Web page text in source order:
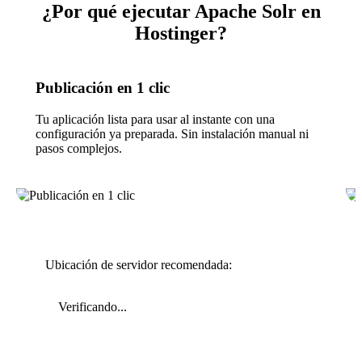
¿Por qué ejecutar Apache Solr en
Hostinger?
Publicación en 1 clic
Tu aplicación lista para usar al instante con una
configuración ya preparada. Sin instalación manual ni
pasos complejos.
Ubicación de servidor recomendada:
Verificando...